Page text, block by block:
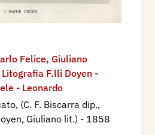
Felice, Giuliano
Litografia F.lli Doyen -
- Leonardo
(C. F. Biscarra dip.,
Giuliano lit.) - 1858